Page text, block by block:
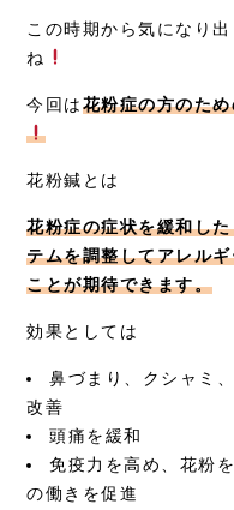
この時期から気になり
ね
今回は花粉症の方のた
花粉鍼とは
花粉症の症状を緩和し
テムを調整してアレル
ことが期待できます。
効果としては
鼻づまり、クシャミ
改善
頭痛を緩和
免疫力を高め、花粉
の働きを促進